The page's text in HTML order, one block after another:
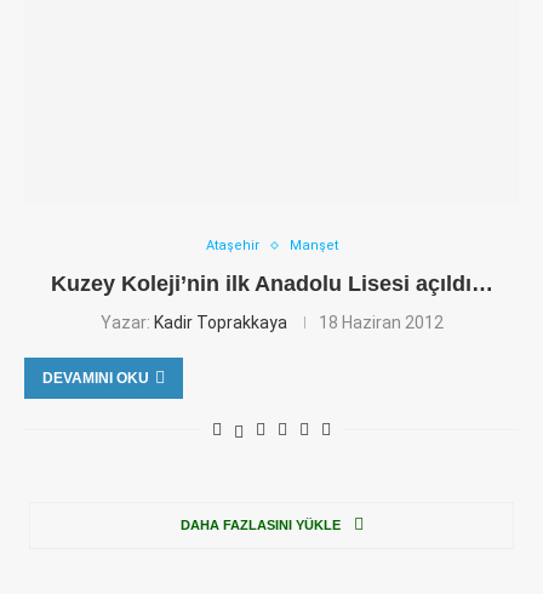
Ataşehir Manşet
Kuzey Koleji’nin ilk Anadolu Lisesi açıldı…
Yazar: Kadir Toprakkaya 18 Haziran 2012
DEVAMINI OKU
DAHA FAZLASINI YÜKLE